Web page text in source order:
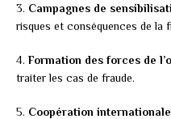
3. Campagnes de
risques et conséquences de la
4. Formation des forces de
traiter les cas de fraude.
5. Coopération internationale